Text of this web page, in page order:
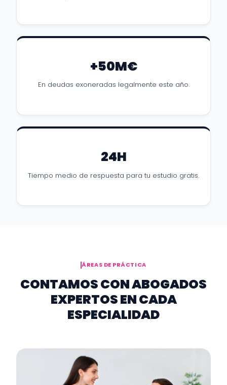
+50M€
En deudas exoneradas legalmente este año.
24H
Tiempo medio de respuesta para tu estudio gratis.
ÁREAS DE PRÁCTICA
CONTAMOS CON ABOGADOS
EXPERTOS EN CADA
ESPECIALIDAD